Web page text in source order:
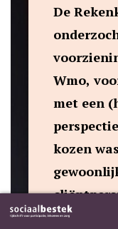
Terug naar
De
Wmo,
met een
kozen